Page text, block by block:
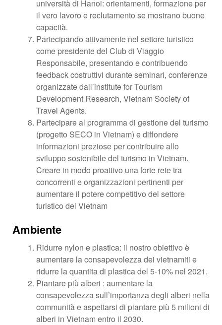
università di Hanoi: orientamenti, formazione per
il vero lavoro e reclutamento se mostrano buone
capacità.
Partecipando attivamente nel settore turistico
come presidente del Club di Viaggio
Responsabile, presentando e contribuendo
feedback costruttivi durante seminari, conferenze
organizzate dall’institute for Tourism
Development Research, Vietnam Society of
Travel Agents.
Partecipare al programma di gestione del turismo
(progetto SECO in Vietnam) e diffondere
informazioni preziose per contribuire allo
sviluppo sostenibile del turismo in Vietnam.
Creare in modo proattivo una forte rete tra
concorrenti e organizzazioni pertinenti per
aumentare il potere competitivo del settore
turistico del Vietnam
Ambiente
Ridurre nylon e plastica: il nostro obiettivo è
aumentare la consapevolezza dei vietnamiti e
ridurre la quantita di plastica del 5-10% nel 2021.
Piantare più alberi : aumentare la
consapevolezza sull’importanza degli alberi nella
communità e aspettarsi di piantare più 5 milioni di
alberi in Vietnam entro il 2030.